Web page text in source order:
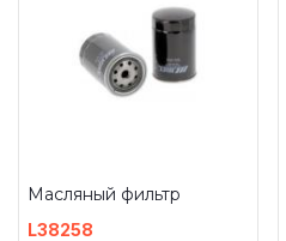
Масляный фильтр
L38258